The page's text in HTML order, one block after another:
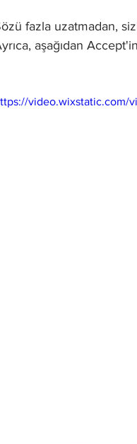
fazla uzatmadan,
aşağıdan
video.wixstatic.com/